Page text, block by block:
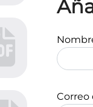
Correo